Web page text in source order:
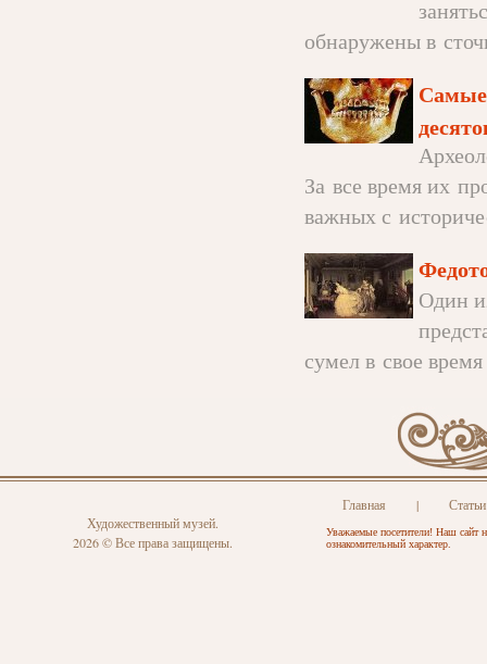
обнаружены в
Самые
За все время их
важных с
Один
сумел в свое
Художественный музей.
2026 © Все права защищены.
Главная | Статьи
Уважаемые посетители! Наш сайт
ознакомительный характер.